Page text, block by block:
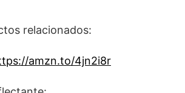
relacionados:
amzn.to/4jn2i8r